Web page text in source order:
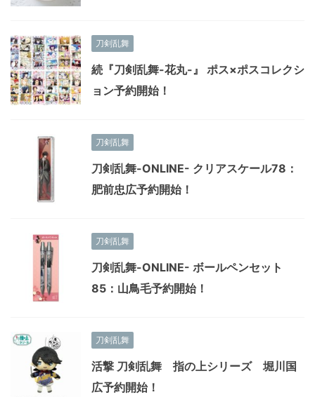
刀剣乱舞
続『刀剣乱舞-花丸-』 ポス×ポスコレクシ
ョン予約開始！
刀剣乱舞
刀剣乱舞-ONLINE- クリアスケール78：
肥前忠広予約開始！
刀剣乱舞
刀剣乱舞-ONLINE- ボールペンセット
85：山鳥毛予約開始！
刀剣乱舞
活撃 刀剣乱舞 指の上シリーズ 堀川国
広予約開始！